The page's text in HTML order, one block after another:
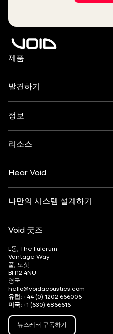
제품
Air 시리즈
Cirrus 시리즈
베누 시리즈
발견하기
바 & 레스토랑
클럽 문화
예술 및 문화
정보
정보
인사이트
리소스
Hear Void
나만의 시스템 설계하기
Void 굿즈
L동, The Fulcrum
Vantage Way
풀, 도싯
BH12 4NU
영국
hello@voidacoustics.com
유럽: +44 (0) 1202 666006
미국: +1 (630) 6866616
뉴스레터 구독하기